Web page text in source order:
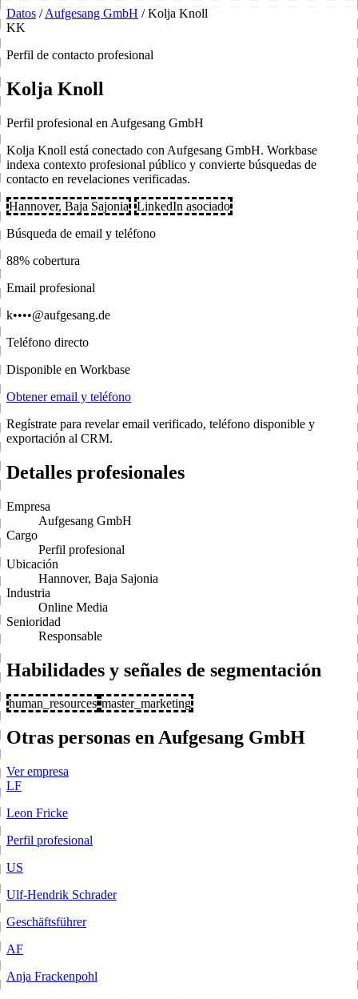
Datos / Aufgesang GmbH / Kolja Knoll
KK
Perfil de contacto profesional
Kolja Knoll
Perfil profesional en Aufgesang GmbH
Kolja Knoll está conectado con Aufgesang GmbH. Workbase
indexa contexto profesional público y convierte búsquedas de
contacto en revelaciones verificadas.
Hannover, Baja Sajonia
LinkedIn asociado
Búsqueda de email y teléfono
88% cobertura
Email profesional
k••••@aufgesang.de
Teléfono directo
Disponible en Workbase
Obtener email y teléfono
Regístrate para revelar email verificado, teléfono disponible y
exportación al CRM.
Detalles profesionales
Empresa
Aufgesang GmbH
Cargo
Perfil profesional
Ubicación
Hannover, Baja Sajonia
Industria
Online Media
Senioridad
Responsable
Habilidades y señales de segmentación
human_resources master_marketing
Otras personas en Aufgesang GmbH
Ver empresa
LF
Leon Fricke
Perfil profesional
US
Ulf-Hendrik Schrader
Geschäftsführer
AF
Anja Frackenpohl